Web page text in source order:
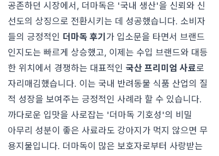
공존하던 시장에서, 더마독은 '국내 생산'을 신뢰와 신
선도의 상징으로 전환시키는 데 성공했습니다. 소비자
들의 긍정적인 더마독 후기 가 입소문을 타면서 브랜드
인지도는 빠르게 상승했고, 이제는 수입 브랜드와 대등
한 위치에서 경쟁하는 대표적인 국산 프리미엄 사료로
자리매김했습니다. 이는 국내 반려동물 식품 산업의 질
적 성장을 보여주는 긍정적인 사례라 할 수 있습니다.
까다로운 입맛을 사로잡는 '더마독 기호성'의 비밀
아무리 성분이 좋은 사료라도 강아지가 먹지 않으면 무
용지물입니다. 더마독이 많은 보호자로부터 사랑받는